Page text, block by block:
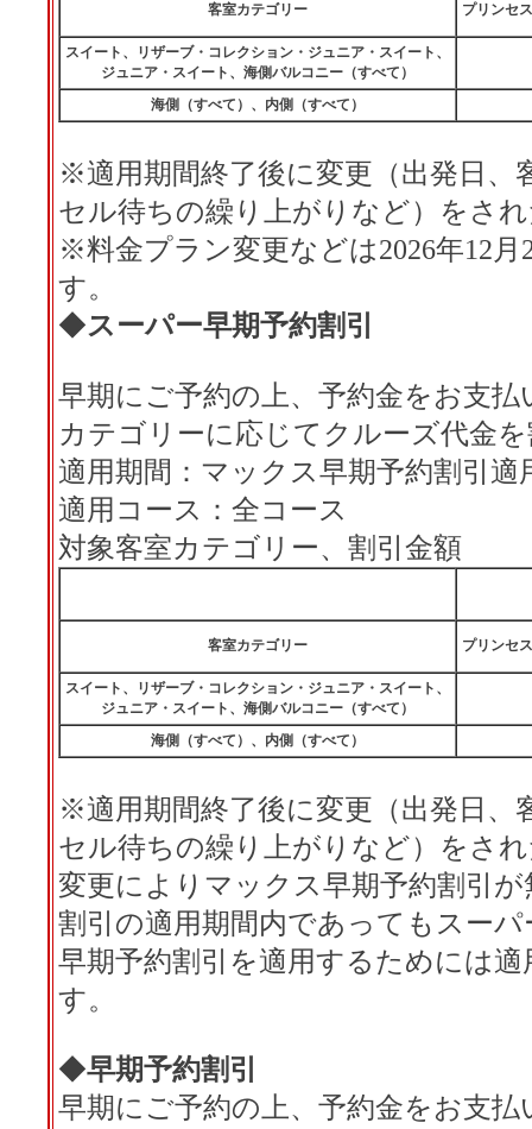
客室カテゴリー プリンセ
スイート、リザーブ・コレクション・ジュニア・スイート、
ジュニア・スイート、海側バルコニー（すべて）
海側（すべて）、内側（すべて）
※適用期間終了後に変更（出発日、
セル待ちの繰り上がりなど）をさ
※料金プラン変更などは2026年12
す。
◆スーパー早期予約割引
早期にご予約の上、予約金をお支
カテゴリーに応じてクルーズ代金
適用期間：マックス早期予約割引適
適用コース：全コース
対象客室カテゴリー、割引金額
客室カテゴリー プリンセ
スイート、リザーブ・コレクション・ジュニア・スイート、
ジュニア・スイート、海側バルコニー（すべて）
海側（すべて）、内側（すべて）
※適用期間終了後に変更（出発日、
セル待ちの繰り上がりなど）をさ
変更によりマックス早期予約割引
割引の適用期間内であってもスー
早期予約割引を適用するためには
す。
◆早期予約割引
早期にご予約の上、予約金をお支